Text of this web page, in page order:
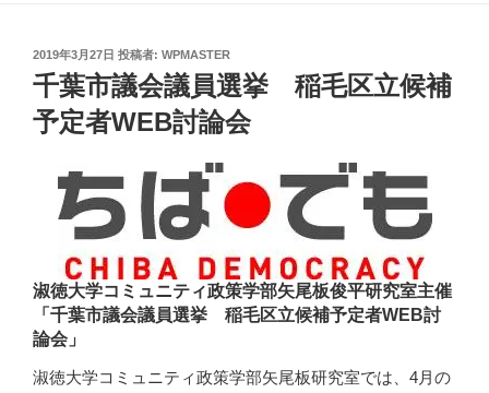
投
稿
2019年3月27日 投稿者: WPMASTER
千葉市議会議員選挙 稲毛区立候補
予定者WEB討論会
淑徳大学コミュニティ政策学部矢尾板俊平研究室主催
「千葉市議会議員選挙 稲毛区立候補予定者WEB討
論会」
淑徳大学コミュニティ政策学部矢尾板研究室では、4月の